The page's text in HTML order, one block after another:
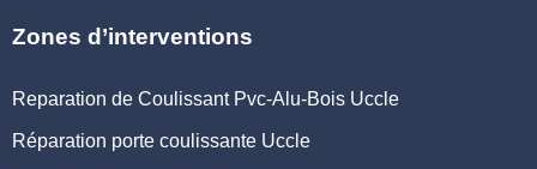
Zones d’interventions
Reparation de Coulissant Pvc-Alu-Bois Uccle
Réparation porte coulissante Uccle